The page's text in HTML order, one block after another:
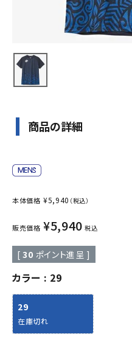
特定商取引法
商品の詳細
本体価格 ¥5,940 （税込）
販売価格 ¥5,940 税込
[ 30 ポイント進呈 ]
カラー 29
29
在庫切れ